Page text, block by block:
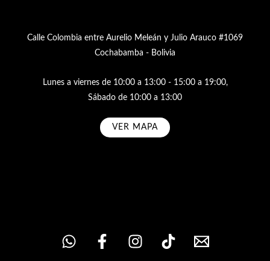
Calle Colombia entre Aurelio Meleán y Julio Arauco #1069
Cochabamba - Bolivia
Lunes a viernes de 10:00 a 13:00 - 15:00 a 19:00,
Sábado de 10:00 a 13:00
VER MAPA